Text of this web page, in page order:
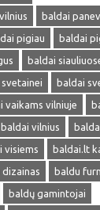
baldai
pigiau
baldai
baldai
baldai
vaikams vilniuje
baldai vilnius
visiems
baldai.lt
dizainas
baldu
baldų gamintojai